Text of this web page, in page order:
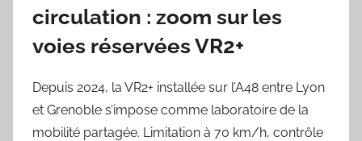
circulation : zoom sur les
voies réservées VR2+
Depuis 2024, la VR2+ installée sur l’A48 entre Lyon
et Grenoble s’impose comme laboratoire de la
mobilité partagée. Limitation à 70 km/h, contrôle